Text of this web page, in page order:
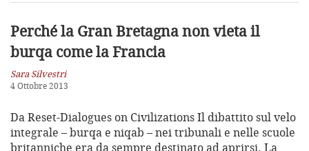
Perché la Gran Bretagna non vieta il
burqa come la Francia
Sara Silvestri
4 Ottobre 2013
Da Reset-Dialogues on Civilizations Il dibattito sul velo
integrale – burqa e niqab – nei tribunali e nelle scuole
britanniche era da sempre destinato ad aprirsi. La